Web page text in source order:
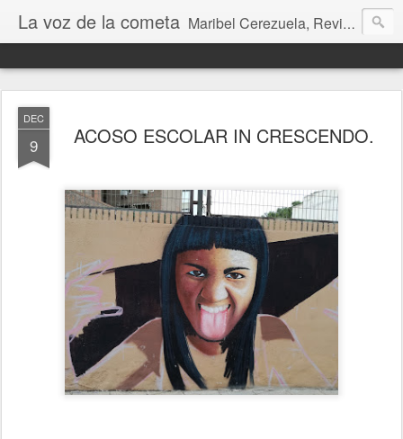
La voz de la cometa Maribel Cerezuela, Revista cultural, Diario voz, La magia de las artes. Tu voz en Internet, Cultura, Literatura, Revista, Fotografías, Audio, Entrevistas, Arte, Ajedrez, Lecturas
DEC
9 ACOSO ESCOLAR IN CRESCENDO.